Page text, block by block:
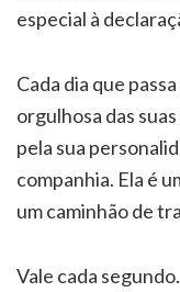
especial à
Cada dia que
orgulhosa das
pela sua
companhia. Ela é
um caminhão de
Vale cada segundo.